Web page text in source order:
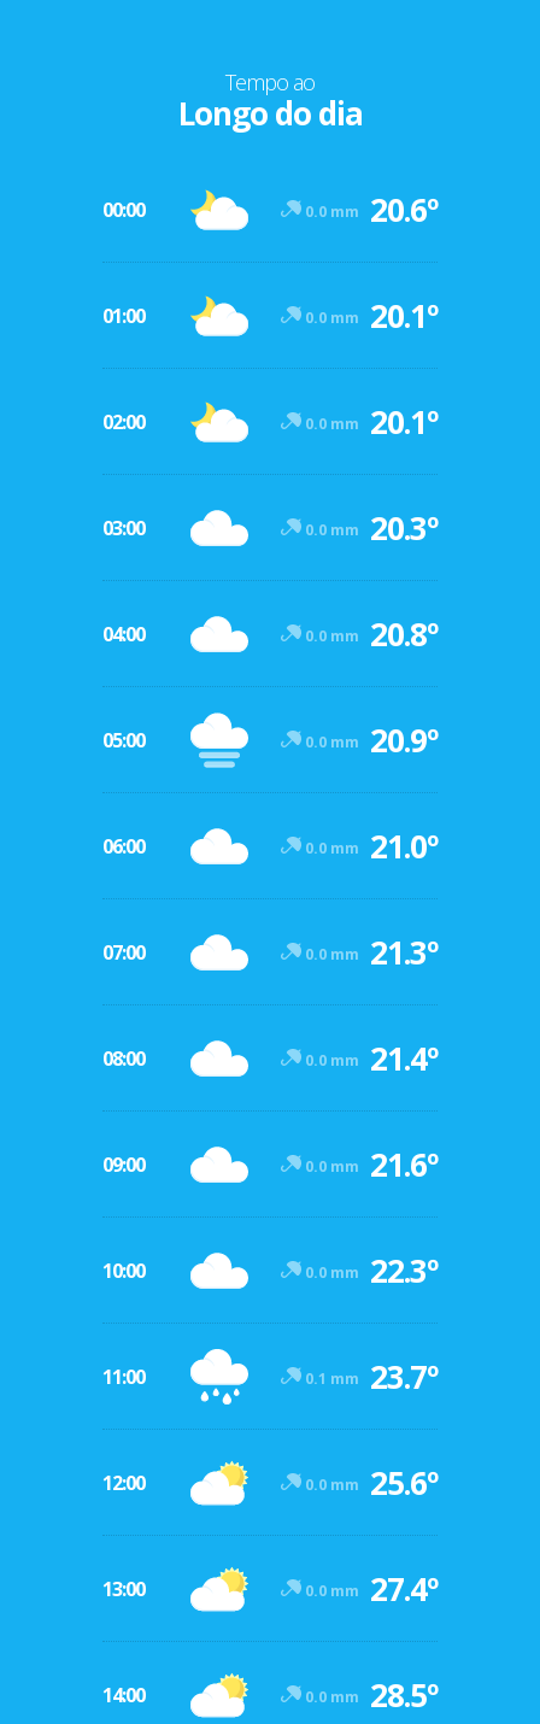
Tempo ao
Longo do dia
00:00 0.0 mm 20.6º
01:00 0.0 mm 20.1º
02:00 0.0 mm 20.1º
03:00 0.0 mm 20.3º
04:00 0.0 mm 20.8º
05:00 0.0 mm 20.9º
06:00 0.0 mm 21.0º
07:00 0.0 mm 21.3º
08:00 0.0 mm 21.4º
09:00 0.0 mm 21.6º
10:00 0.0 mm 22.3º
11:00 0.1 mm 23.7º
12:00 0.0 mm 25.6º
13:00 0.0 mm 27.4º
14:00 0.0 mm 28.5º